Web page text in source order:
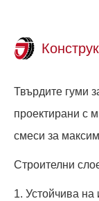
Твърдите гуми
проектирани с
смеси за
Строителни
1. Устойчива на